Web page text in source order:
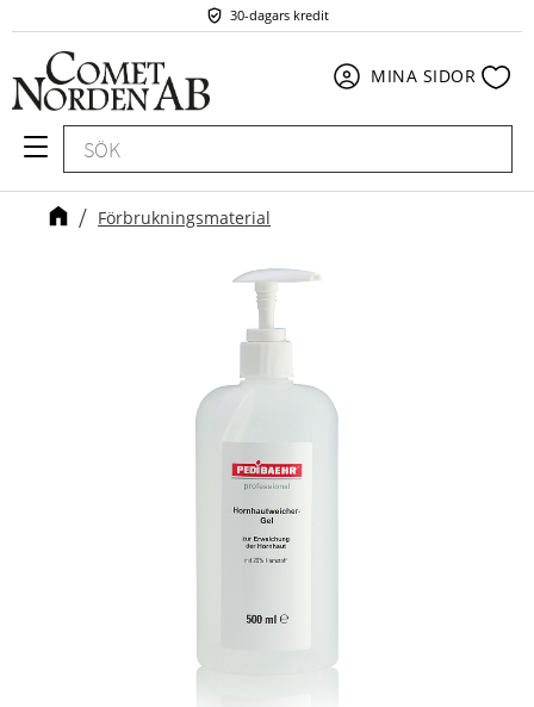
Meny
30-dagars kredit
MINA SIDOR
Förbrukningsmaterial